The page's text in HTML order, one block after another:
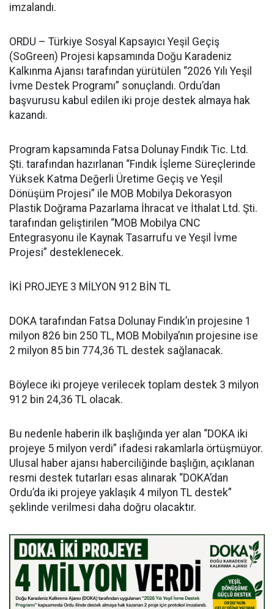
imzalandı.
ORDU – Türkiye Sosyal Kapsayıcı Yeşil Geçiş
(SoGreen) Projesi kapsamında Doğu Karadeniz
Kalkınma Ajansı tarafından yürütülen “2026 Yılı Yeşil
İvme Destek Programı” sonuçlandı. Ordu’dan
başvurusu kabul edilen iki proje destek almaya hak
kazandı.
Program kapsamında Fatsa Dolunay Fındık Tic. Ltd.
Şti. tarafından hazırlanan “Fındık İşleme Süreçlerinde
Yüksek Katma Değerli Üretime Geçiş ve Yeşil
Dönüşüm Projesi” ile MOB Mobilya Dekorasyon
Plastik Doğrama Pazarlama İhracat ve İthalat Ltd. Şti.
tarafından geliştirilen “MOB Mobilya CNC
Entegrasyonu ile Kaynak Tasarrufu ve Yeşil İvme
Projesi” desteklenecek.
İKİ PROJEYE 3 MİLYON 912 BİN TL
DOKA tarafından Fatsa Dolunay Fındık’ın projesine 1
milyon 826 bin 250 TL, MOB Mobilya’nın projesine ise
2 milyon 85 bin 774,36 TL destek sağlanacak.
Böylece iki projeye verilecek toplam destek 3 milyon
912 bin 24,36 TL olacak.
Bu nedenle haberin ilk başlığında yer alan “DOKA iki
projeye 5 milyon verdi” ifadesi rakamlarla örtüşmüyor.
Ulusal haber ajansı haberciliğinde başlığın, açıklanan
resmi destek tutarları esas alınarak “DOKA’dan
Ordu’da iki projeye yaklaşık 4 milyon TL destek”
şeklinde verilmesi daha doğru olacaktır.